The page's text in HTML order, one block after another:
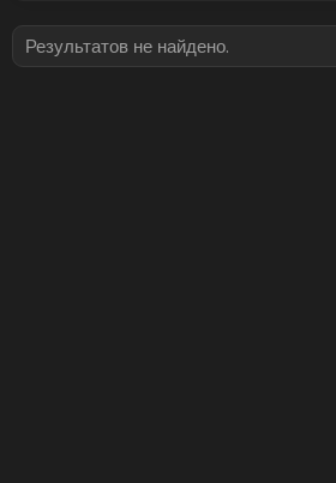
Результатов не найдено.